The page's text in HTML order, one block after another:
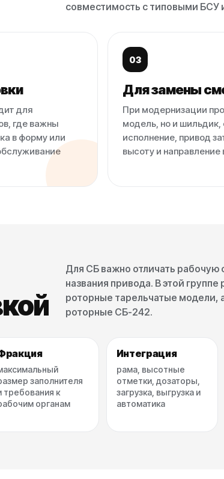
совместимость с типовыми БСУ
для
где важны
в форму или
03
Для замены
При модернизации
модель, но и
исполнение, привод
высоту и направление
Для СБ важно отличать рабочую
названия привода. В этой
роторные тарельчатые модели,
роторные СБ-242.
заполнителя
требования к
органам
Интеграция
рама, высотные
отметки, дозаторы,
загрузка, выгрузка и
автоматика